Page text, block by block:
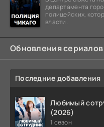
департамента
полицейских,
власти.
Обновления сериалов
Последние добавления
Любимый
(2026)
1 сезон